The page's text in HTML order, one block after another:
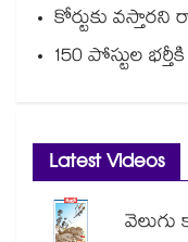
కోర్టుకు వస్తారని
150 పోస్టుల
Latest Videos